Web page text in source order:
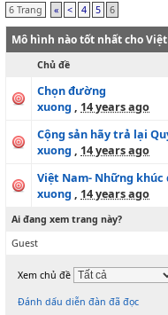
6 Trang « < 4 5 6
Mô hình nào tốt nhất cho
Chủ đề
Chọn đường
xuong , 14 years ago
Cộng sản hãy trả lại
xuong , 14 years ago
Việt Nam- Những
xuong , 14 years ago
Ai đang xem trang này?
Guest
Xem chủ đề
Đánh dấu diễn đàn đã đọc